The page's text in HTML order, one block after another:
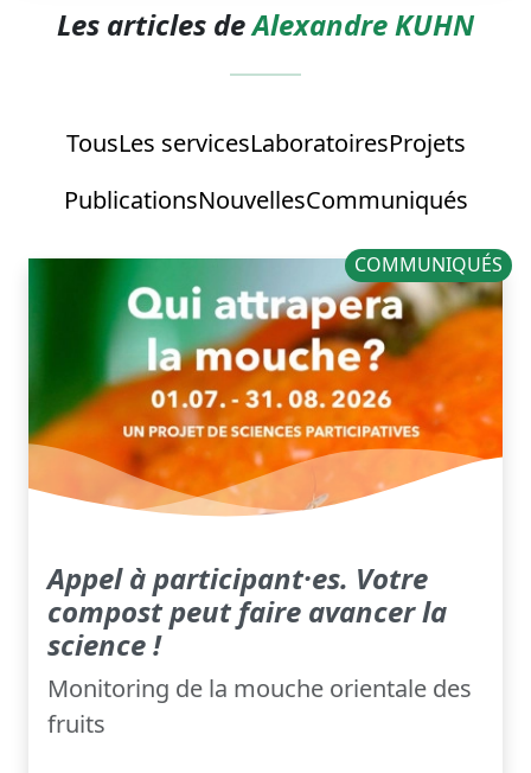
Les articles deAlexandre KUHN
TousLes servicesLaboratoiresProjets
PublicationsNouvellesCommuniqués
COMMUNIQUÉS
Appel à participant·es. Votre
compost peut faire avancer la
science !
Monitoring de la mouche orientale des
fruits